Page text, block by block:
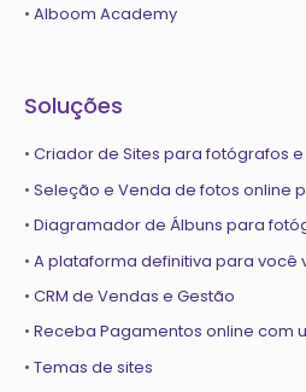
• Alboom Academy
Soluções
• Criador de Sites para fotógrafos
• Seleção e Venda de fotos online
• Diagramador de Álbuns para
• A plataforma definitiva para você
• CRM de Vendas e Gestão
• Receba Pagamentos online com
• Temas de sites